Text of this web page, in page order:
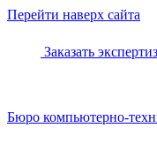
Перейти наверх сайта
Заказать
Бюро компьютерно-